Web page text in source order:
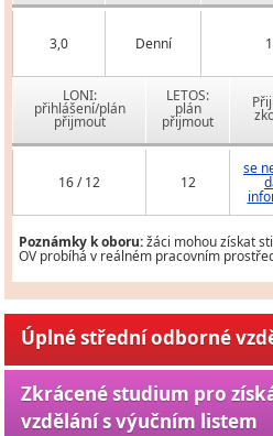
3,0 Denní 1
LONI:
přihlášení/plán
přijmout
LETOS:
plán
přijmout
16 / 12 12
se
Poznámky k oboru:žáci mohou získat
OV probíhá v reálném pracovním
Úplné střední odborné
Zkrácené studium pro
vzdělání s výučním listem